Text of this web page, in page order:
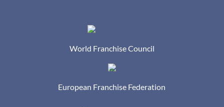
World Franchise Council
European Franchise Federation